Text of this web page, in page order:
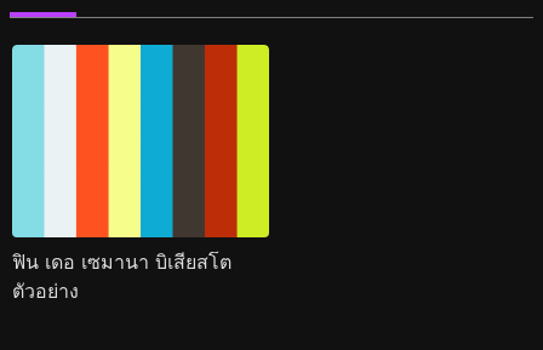
ฟิน เดอ เซมานา บิเสียสโต
ตัวอย่าง